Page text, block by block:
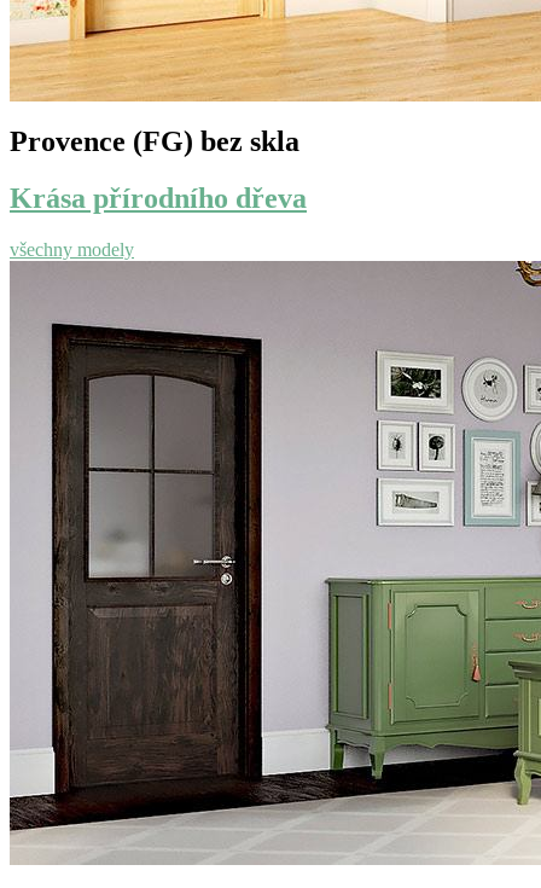
Provence (FG) bez skla
Krása přírodního dřeva
všechny modely